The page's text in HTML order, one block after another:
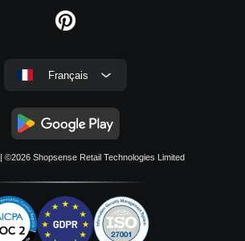
Français
| ©2026 Shopsense Retail Technologies Limited